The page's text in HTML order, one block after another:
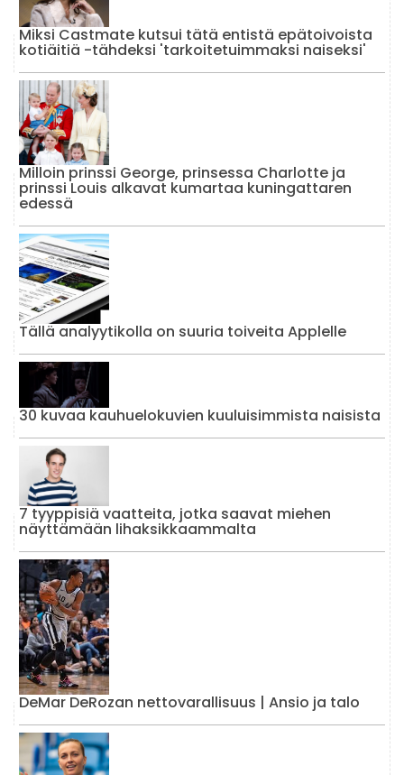
Miksi Castmate kutsui tätä entistä epätoivoista
kotiäitiä -tähdeksi 'tarkoitetuimmaksi naiseksi'
Milloin prinssi George, prinsessa Charlotte ja
prinssi Louis alkavat kumartaa kuningattaren
edessä
Tällä analyytikolla on suuria toiveita Applelle
30 kuvaa kauhuelokuvien kuuluisimmista naisista
7 tyyppisiä vaatteita, jotka saavat miehen
näyttämään lihaksikkaammalta
DeMar DeRozan nettovarallisuus | Ansio ja talo